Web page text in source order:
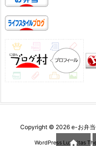
Copyright © 2026 e-お弁
WordPress Luxeritas
